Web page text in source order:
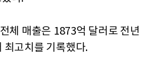
체 매출은 1873억 달러로 전년
최고치를 기록했다.